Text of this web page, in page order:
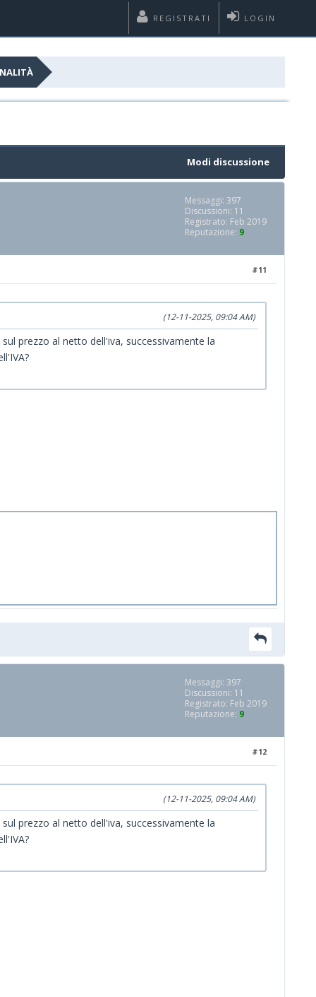
LOGIN
REGISTRATI
Modi discussione
Messaggi: 397
Discussioni: 11
Registrato: Feb 2019
Reputazione: 9
#11
(12-11-2025, 09:04 AM)
prezzo al netto dell'iva, successivamente la
Messaggi: 397
Discussioni: 11
Registrato: Feb 2019
Reputazione: 9
#12
(12-11-2025, 09:04 AM)
prezzo al netto dell'iva, successivamente la